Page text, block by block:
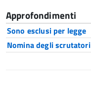
Approfondimenti
Sono esclusi per legge
Nomina degli scrutatori